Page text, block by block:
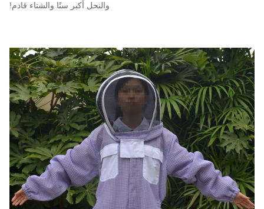
والنحل أكبر سنًا والشتاء قادم!